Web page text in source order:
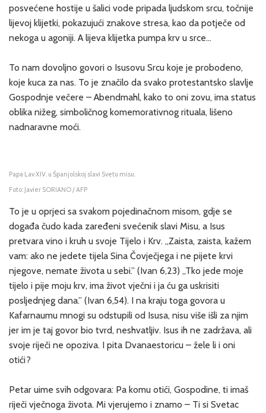
posvećene hostije u šalici vode pripada ljudskom srcu, točnije
lijevoj klijetki, pokazujući znakove stresa, kao da potječe od
nekoga u agoniji. A lijeva klijetka pumpa krv u srce…
To nam dovoljno govori o Isusovu Srcu koje je probodeno,
koje kuca za nas. To je značilo da svako protestantsko slavlje
Gospodnje večere – Abendmahl, kako to oni zovu, ima status
oblika nižeg, simboličnog komemorativnog rituala, lišeno
nadnaravne moći.
Papa Lav XIV. u Španjolskoj slavi Svetu misu.
Foto: Javier SORIANO / AFP
To je u oprjeci sa svakom pojedinačnom misom, gdje se
događa čudo kada zaređeni svećenik slavi Misu, a Isus
pretvara vino i kruh u svoje Tijelo i Krv. „Zaista, zaista, kažem
vam: ako ne jedete tijela Sina Čovječjega i ne pijete krvi
njegove, nemate života u sebi.” (Ivan 6,23) „Tko jede moje
tijelo i pije moju krv, ima život vječni i ja ću ga uskrisiti
posljednjeg dana.” (Ivan 6,54). I na kraju toga govora u
Kafarnaumu mnogi su odstupili od Isusa, nisu više išli za njim
jer im je taj govor bio tvrd, neshvatljiv. Isus ih ne zadržava, ali
svoje riječi ne opoziva. I pita Dvanaestoricu – žele li i oni
otići?
Petar uime svih odgovara: Pa komu otići, Gospodine, ti imaš
riječi vječnoga života. Mi vjerujemo i znamo – Ti si Svetac